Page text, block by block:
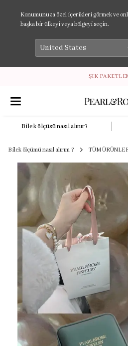
Konumunuza özel içerikleri görmek ve
başka bir ülkeyi veya bölgeyi seçin.
ŞIK
Bilek ölçüsü nasıl alınır?
Bilek ölçümü nasıl alırım ? TÜM